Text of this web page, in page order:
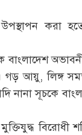
করা
বাংলাদেশ
গড় আয়ু, লিঙ্গ
নানা সূচকে
বিরোধী